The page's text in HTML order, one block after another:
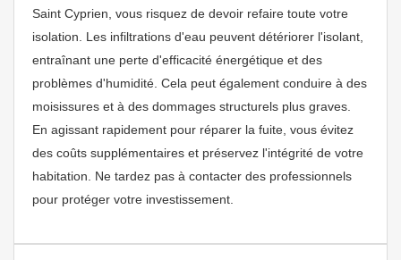
Saint Cyprien, vous risquez de devoir refaire toute votre
isolation. Les infiltrations d'eau peuvent détériorer l'isolant,
entraînant une perte d'efficacité énergétique et des
problèmes d'humidité. Cela peut également conduire à des
moisissures et à des dommages structurels plus graves.
En agissant rapidement pour réparer la fuite, vous évitez
des coûts supplémentaires et préservez l'intégrité de votre
habitation. Ne tardez pas à contacter des professionnels
pour protéger votre investissement.